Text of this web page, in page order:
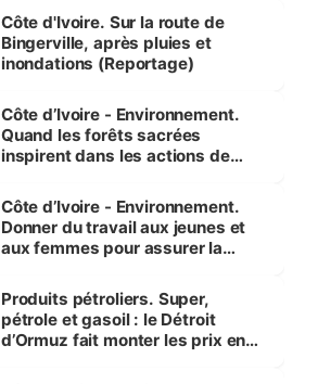
(Alassane Ouattara
Côte d'Ivoire. Sur la route de
Bingerville, après pluies et
inondations (Reportage)
Côte d’Ivoire - Environnement.
Quand les forêts sacrées
inspirent dans les actions de
Côte d’Ivoire - Environnement.
Donner du travail aux jeunes et
aux femmes pour assurer la
menacées
Produits pétroliers. Super,
pétrole et gasoil : le Détroit
d’Ormuz fait monter les prix en